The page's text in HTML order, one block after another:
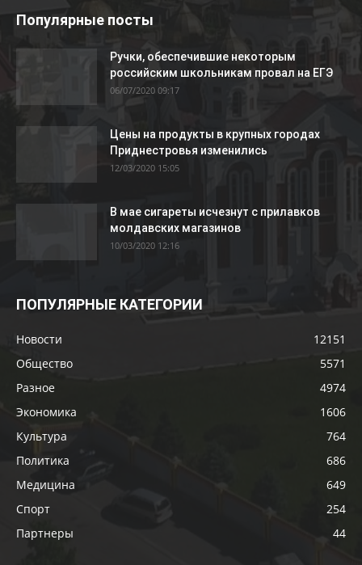
Популярные посты
Ручки, обеспечившие некоторым
российским школьникам провал на ЕГЭ
06/07/2020 09:17
Цены на продукты в крупных городах
Приднестровья изменились
12/03/2020 15:05
В мае сигареты исчезнут с прилавков
молдавских магазинов
10/03/2020 12:16
ПОПУЛЯРНЫЕ КАТЕГОРИИ
Новости
12151
Общество
5571
Разное
4974
Экономика
1606
Культура
764
Политика
686
Медицина
649
Спорт
254
Партнеры
44